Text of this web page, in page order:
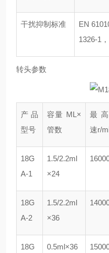
干扰抑制标准
EN
1326-1
转头参数
产品
型号
容量 ML×
管数
最
速r/
18G
A-1
1.5/2.2ml
×24
18G
A-2
1.5/2.2ml
×36
18G
0.5ml×36